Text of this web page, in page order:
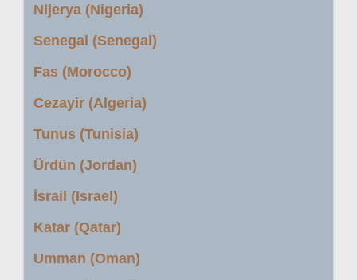
Nijerya (Nigeria)
Senegal (Senegal)
Fas (Morocco)
Cezayir (Algeria)
Tunus (Tunisia)
Ürdün (Jordan)
İsrail (Israel)
Katar (Qatar)
Umman (Oman)